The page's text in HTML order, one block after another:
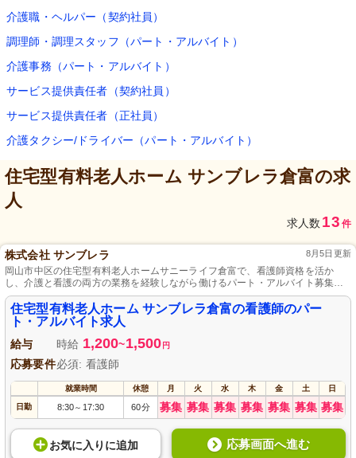
介護職・ヘルパー（契約社員）
調理師・調理スタッフ（パート・アルバイト）
介護事務（パート・アルバイト）
サービス提供責任者（契約社員）
サービス提供責任者（正社員）
介護タクシー/ドライバー（パート・アルバイト）
住宅型有料老人ホーム サンブレラ倉富の求
人
求人数 13 件
株式会社 サンブレラ 8月5日更新
岡山市中区の住宅型有料老人ホームサニーライフ倉富で、看護師資格を活か
し、介護と看護の両方の業務を経験しながら働けるパート・アルバイト募集。
残業少なめで、プライベートも大切にできます。
住宅型有料老人ホーム サンブレラ倉富の看護師のパー
ト・アルバイト求人
給与 時給 1,200~1,500 円
応募要件必須: 看護師
就業時間 休憩 月 火 水 木 金 土 日
日勤 8:30～ 17:30 60分 募集 募集 募集 募集 募集 募集 募集
お気に入り に追加 応募画面へ進む